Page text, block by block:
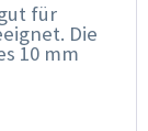
für
Die
10 mm